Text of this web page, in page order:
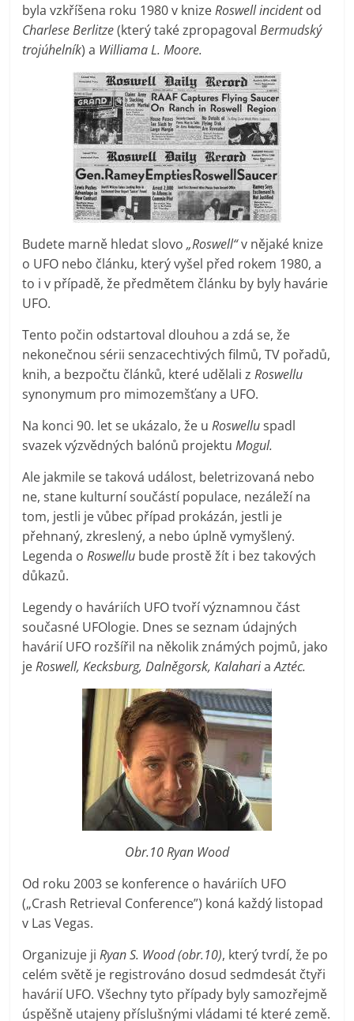
byla vzkříšena roku 1980 v knizeRoswell incidentod
Charlese Berlitze(který také zpropagovalBermudský
trojúhelník) a Williama L. Moore.
Budete marně hledat slovo„Roswell“v nějaké knize
o UFO nebo článku, který vyšel před rokem 1980, a
to i v případě, že předmětem článku by byly havárie
UFO.
Tento počin odstartoval dlouhou a zdá se, že
nekonečnou sérii senzacechtivých filmů, TV pořadů,
knih, a bezpočtu článků, které udělali zRoswellu
synonymum pro mimozemšťany a UFO.
Na konci 90. let se ukázalo, že uRoswelluspadl
svazek výzvědných balónů projektuMogul.
Ale jakmile se taková událost, beletrizovaná nebo
ne, stane kulturní součástí populace, nezáleží na
tom, jestli je vůbec případ prokázán, jestli je
přehnaný, zkreslený, a nebo úplně vymyšlený.
Legenda oRoswellu bude prostě žít i bez takových
důkazů.
Legendy o haváriích UFO tvoří významnou část
současné UFOlogie. Dnes se seznam údajných
havárií UFO rozšířil na několik známých pojmů, jako
jeRoswell, Kecksburg, Dalněgorsk, KalahariaAztéc.
Obr.10 Ryan Wood
Od roku 2003 se konference o haváriích UFO
(„Crash Retrieval Conference”) koná každý listopad
v Las Vegas.
Organizuje jiRyan S. Wood (obr.10), který tvrdí, že po
celém světě je registrováno dosud sedmdesát čtyři
havárií UFO. Všechny tyto případy byly samozřejmě
úspěšně utajeny příslušnými vládami té které země.